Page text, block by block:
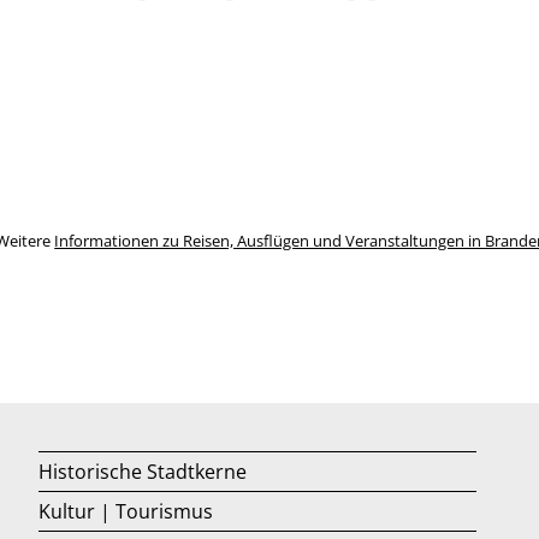
Informationen zu Reisen, Ausflügen und Veranstaltungen in
Historische Stadtkerne
Kultur | Tourismus